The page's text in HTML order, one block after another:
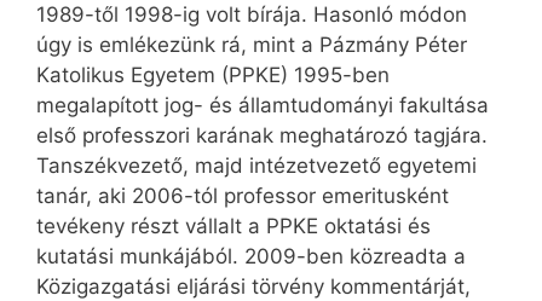
1989-től 1998-ig volt bírája. Hasonló módon
úgy is emlékezünk rá, mint a Pázmány Péter
Katolikus Egyetem (PPKE) 1995-ben
megalapított jog- és államtudományi fakultása
első professzori karának meghatározó tagjára.
Tanszékvezető, majd intézetvezető egyetemi
tanár, aki 2006-tól professor emeritusként
tevékeny részt vállalt a PPKE oktatási és
kutatási munkájából. 2009-ben közreadta a
Közigazgatási eljárási törvény kommentárját,